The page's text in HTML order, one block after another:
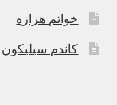
خواتم هزازه
كاندم سيليكون